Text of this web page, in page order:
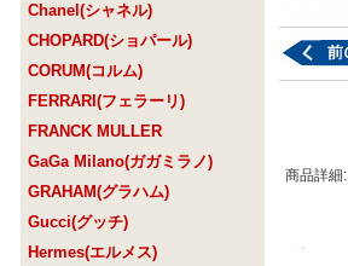
Chanel(シャネル)
CHOPARD(ショパール)
CORUM(コルム)
FERRARI(フェラーリ)
FRANCK MULLER
GaGa Milano(ガガミラノ)
GRAHAM(グラハム)
Gucci(グッチ)
Hermes(エルメス)
商品詳細: